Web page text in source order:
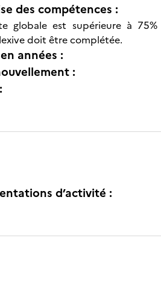
des compétences :
globale est supérieure à
doit être complétée.
années :
:
d’activité :